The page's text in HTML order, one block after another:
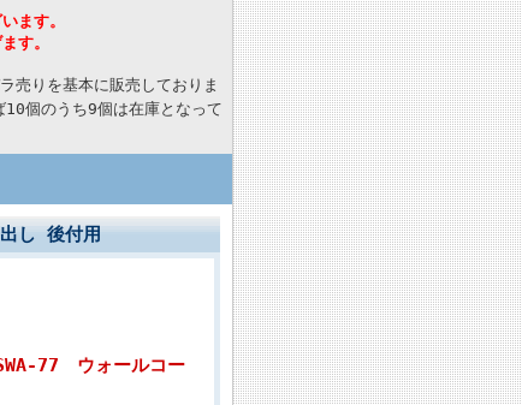
ます。
す。
売りを基本に販売しておりま
個のうち9個は在庫となって
出し 後付用
77 ウォールコー